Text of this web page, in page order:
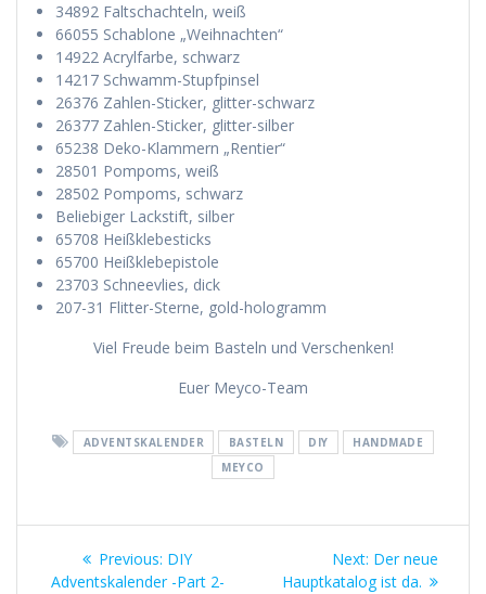
34892 Faltschachteln, weiß
66055 Schablone „Weihnachten“
14922 Acrylfarbe, schwarz
14217 Schwamm-Stupfpinsel
26376 Zahlen-Sticker, glitter-schwarz
26377 Zahlen-Sticker, glitter-silber
65238 Deko-Klammern „Rentier“
28501 Pompoms, weiß
28502 Pompoms, schwarz
Beliebiger Lackstift, silber
65708 Heißklebesticks
65700 Heißklebepistole
23703 Schneevlies, dick
207-31 Flitter-Sterne, gold-hologramm
Viel Freude beim Basteln und Verschenken!
Euer Meyco-Team
ADVENTSKALENDER BASTELN DIY
HANDMADE
MEYCO
Beitragsnavigation
Previous: Previous
post:
DIY
Adventskalender -Part 2-
Next: Next
post:
Der neue
Hauptkatalog ist da.